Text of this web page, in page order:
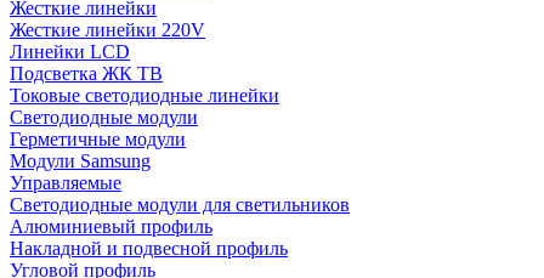
Жесткие линейки
Жесткие линейки 220V
Линейки LCD
Подсветка ЖК ТВ
Токовые светодиодные линейки
Светодиодные модули
Герметичные модули
Модули Samsung
Управляемые
Светодиодные модули для светильников
Алюминиевый профиль
Накладной и подвесной профиль
Угловой профиль